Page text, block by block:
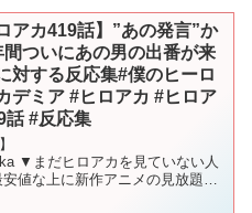
アカ419話】”あの発言”か
間ついにあの男の出番が来
対する反応集#僕のヒーロ
デミア #ヒロアカ #ヒロア
話 #反応集
▼まだヒロアカを見ていない人
値な上に新作アニメの見放題作